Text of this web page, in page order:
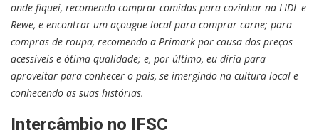
onde fiquei, recomendo comprar comidas para cozinhar na LIDL e
Rewe, e encontrar um açougue local para comprar carne; para
compras de roupa, recomendo a Primark por causa dos preços
acessíveis e ótima qualidade; e, por último, eu diria para
aproveitar para conhecer o país, se imergindo na cultura local e
conhecendo as suas histórias.
Intercâmbio no IFSC